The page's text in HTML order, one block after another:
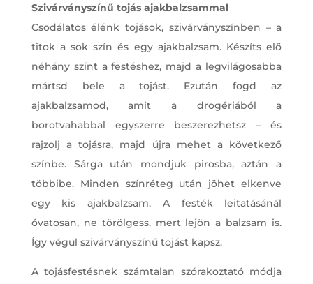
Szivárványszínű tojás ajakbalzsammal
Csodálatos élénk tojások, szivárványszínben – a
titok a sok szín és egy ajakbalzsam. Készíts elő
néhány színt a festéshez, majd a legvilágosabba
mártsd bele a tojást. Ezután fogd az
ajakbalzsamod, amit a drogériából a
borotvahabbal egyszerre beszerezhetsz – és
rajzolj a tojásra, majd újra mehet a következő
színbe. Sárga után mondjuk pirosba, aztán a
többibe. Minden színréteg után jöhet elkenve
egy kis ajakbalzsam. A festék leitatásánál
óvatosan, ne törölgess, mert lejön a balzsam is.
Így végül szivárványszínű tojást kapsz.
A tojásfestésnek számtalan szórakoztató módja